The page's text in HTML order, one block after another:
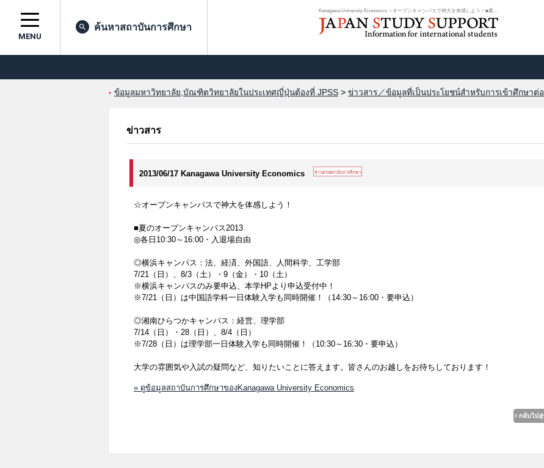
Kanagawa University Economics ☆オープンキャンパスで神大を体感しよう！■夏の......
MENU
ค้นหาสถาบันการศึกษา
ข้อมูลมหาวิทยาลัย,บัณฑิตวิทยาลัยในประเทศญี่ปุ่นต้องที่ JPSS > ข่าวสาร／ข้อมูลที่เป็นประโยชน์สำหรับการเข้าศึกษาต่อ
ข่าวสาร
2013/06/17 Kanagawa University Economics
☆オープンキャンパスで神大を体感しよう！
■夏のオープンキャンパス2013
◎各日10:30～16:00・入退場自由
◎横浜キャンパス：法、経済、外国語、人間科学、工学部
7/21（日）、8/3（土）・9（金）・10（土）
※横浜キャンパスのみ要申込、本学HPより申込受付中！
※7/21（日）は中国語学科一日体験入学も同時開催！（14:30～16:00・要申込）
◎湘南ひらつかキャンパス：経営、理学部
7/14（日）・28（日）、8/4（日）
※7/28（日）は理学部一日体験入学も同時開催！（10:30～16:30・要申込）
大学の雰囲気や入試の疑問など、知りたいことに答えます。皆さんのお越しをお待ちしております！
» ดูข้อมูลสถาบันการศึกษาของKanagawa University Economics